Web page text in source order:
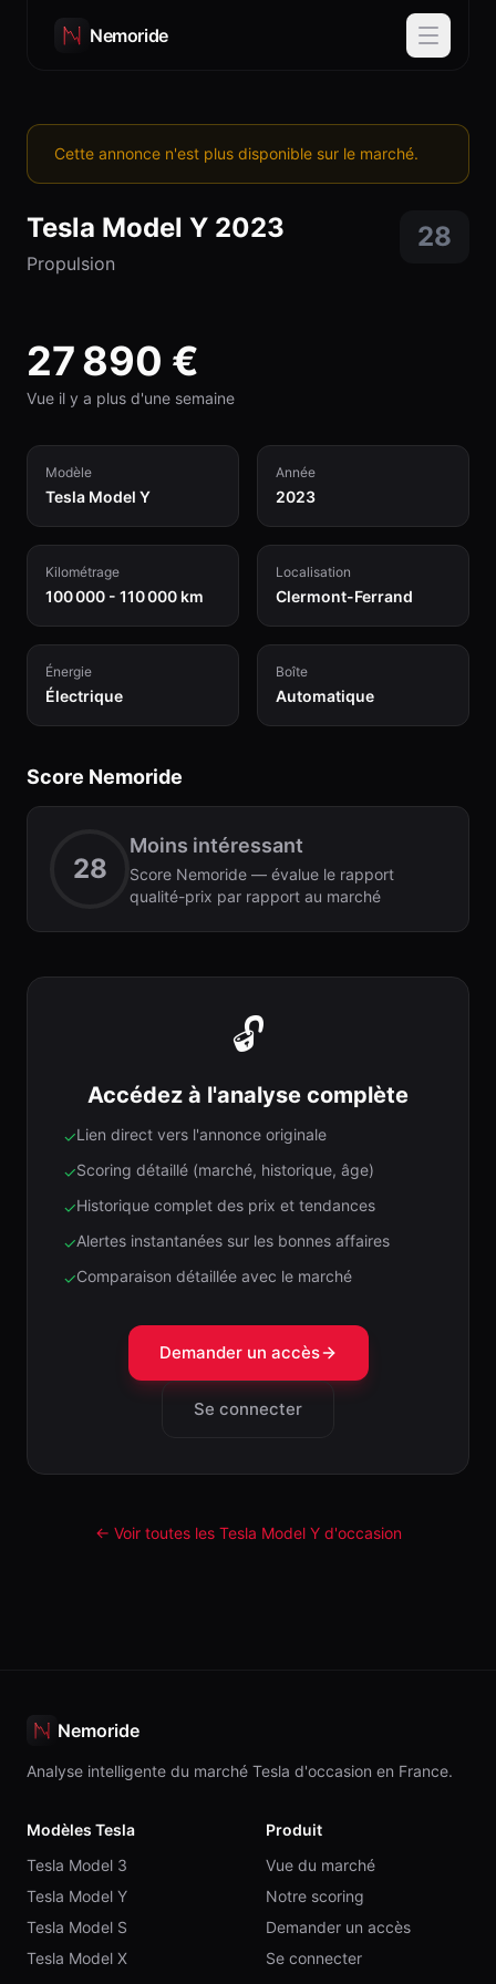
Nemoride
Cette annonce n'est plus disponible sur le marché.
Tesla Model Y 2023
Propulsion
28
27 890 €
Vue il y a plus d'une semaine
Modèle
Tesla Model Y
Année
2023
Kilométrage
100 000 - 110 000 km
Localisation
Clermont-Ferrand
Énergie
Électrique
Boîte
Automatique
Score Nemoride
28
Moins intéressant
Score Nemoride — évalue le rapport
qualité-prix par rapport au marché
🔓
Accédez à l'analyse complète
✓Lien direct vers l'annonce originale
✓Scoring détaillé (marché, historique, âge)
✓Historique complet des prix et tendances
✓Alertes instantanées sur les bonnes affaires
✓Comparaison détaillée avec le marché
Demander un accès
Se connecter
← Voir toutes les Tesla Model Yd'occasion
Nemoride
Analyse intelligente du marché Tesla d'occasion en France.
Modèles Tesla
Tesla Model 3
Tesla Model Y
Tesla Model S
Tesla Model X
Produit
Vue du marché
Notre scoring
Demander un accès
Se connecter